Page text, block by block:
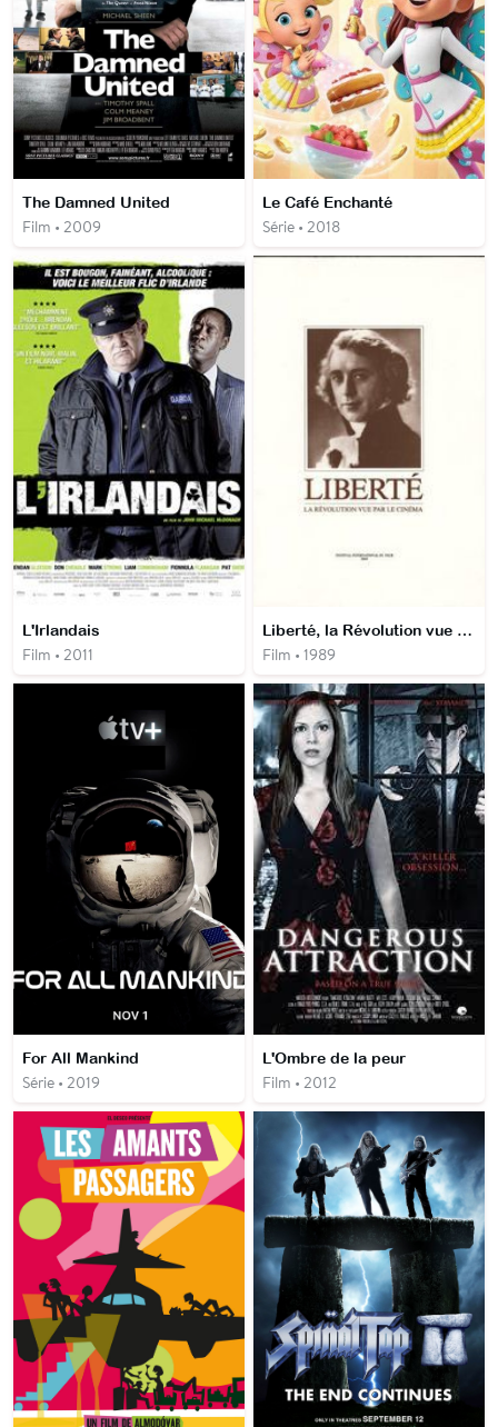
The Damned United
Film • 2009
Le Café Enchanté
Série • 2018
L'Irlandais
Film • 2011
Liberté, la Révolution vue par le cinéma
Film • 1989
For All Mankind
Série • 2019
L'Ombre de la peur
Film • 2012